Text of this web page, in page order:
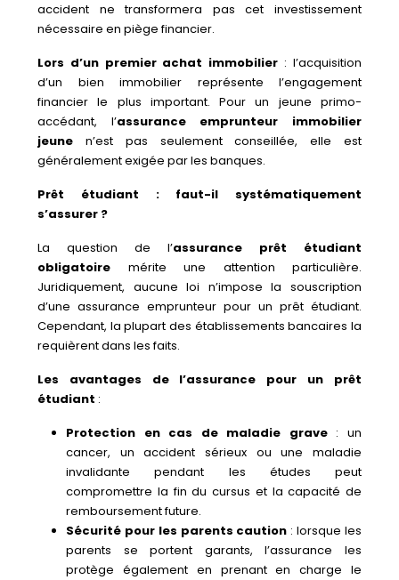
accident ne transformera pas cet investissement
nécessaire en piège financier.
Lors d’un premier achat immobilier : l’acquisition
d’un bien immobilier représente l’engagement
financier le plus important. Pour un jeune primo-
accédant, l’assurance emprunteur immobilier
jeune n’est pas seulement conseillée, elle est
généralement exigée par les banques.
Prêt étudiant : faut-il systématiquement
s’assurer ?
La question de l’assurance prêt étudiant
obligatoire mérite une attention particulière.
Juridiquement, aucune loi n’impose la souscription
d’une assurance emprunteur pour un prêt étudiant.
Cependant, la plupart des établissements bancaires la
requièrent dans les faits.
Les avantages de l’assurance pour un prêt
étudiant :
Protection en cas de maladie grave: un
cancer, un accident sérieux ou une maladie
invalidante pendant les études peut
compromettre la fin du cursus et la capacité de
remboursement future.
Sécurité pour les parents caution : lorsque les
parents se portent garants, l’assurance les
protège également en prenant en charge le